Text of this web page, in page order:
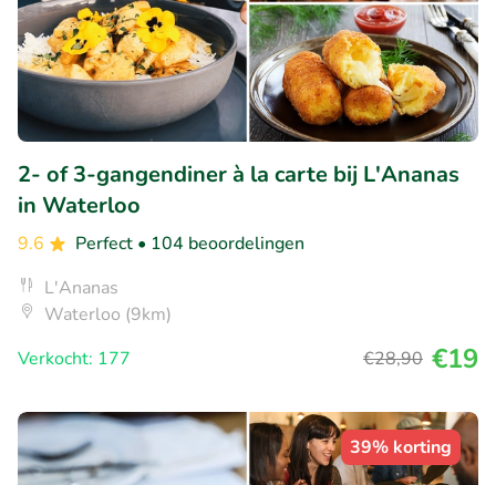
2- of 3-gangendiner à la carte bij L'Ananas
in Waterloo
9.6 Perfect • 104 beoordelingen
L'Ananas
Waterloo (9km)
Verkocht: 177
€28,90 €19
39% korting